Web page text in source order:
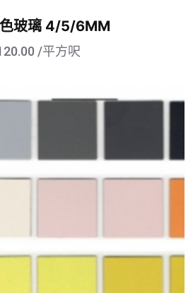
玻璃 4/5/6MM
/平方呎